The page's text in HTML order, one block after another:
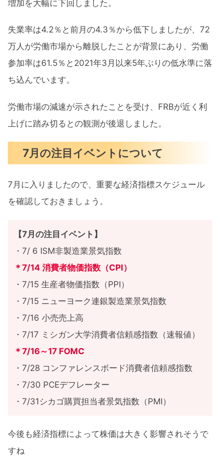
増加を大幅に下回しました。
失業率は4.2％と前月の4.3％から低下しましたが、72
万人が労働市場から離脱したことが背景にあり、労働
参加率は61.5％と2021年3月以来5年ぶりの低水準に落
ち込んでいます。
労働市場の減速が示されたことを受け、FRBが近く利
上げに踏み切るとの観測が後退しました。
7月の注目イベントについて
7月に入りましたので、重要な経済指標スケジュール
を確認しておきましょう。
【7月の注目イベント】
・7/ 6 ISM非製造業景気指数
＊7/14 消費者物価指数（CPI）
・7/15 生産者物価指数（PPI）
・7/15 ニューヨーク連銀製造業景気指数
・7/16 小売売上高
・7/17 ミシガン大学消費者信頼感指数（速報値）
＊7/16～17 FOMC
・7/28 コンファレンスボード消費者信頼感指数
・7/30 PCEデフレーター
・7/31シカゴ購買担当者景気指数（PMI）
今後も経済指標によって株価は大きく影響されそうで
すね